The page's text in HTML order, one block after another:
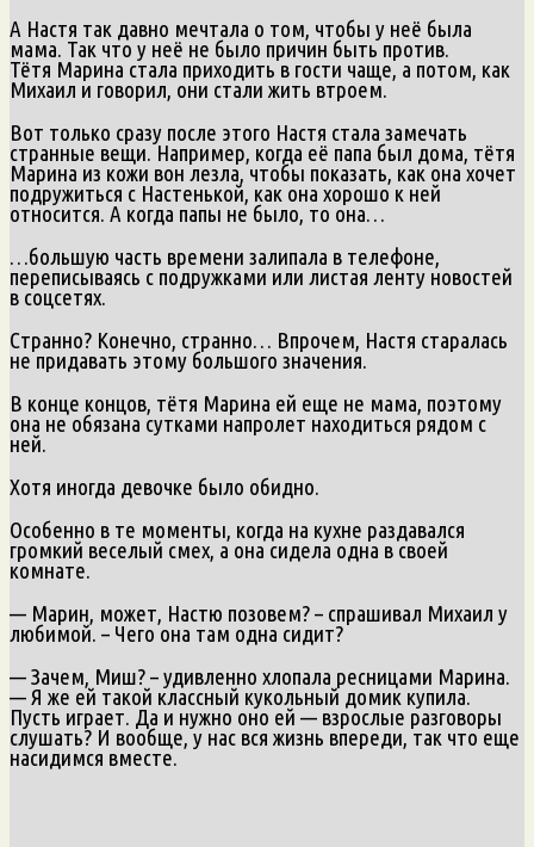
А Настя так давно мечтала о том, чтобы у неё была
мама. Так что у неё не было причин быть против.
Тётя Марина стала приходить в гости чаще, а потом, как
Михаил и говорил, они стали жить втроем.
Вот только сразу после этого Настя стала замечать
странные вещи. Например, когда её папа был дома, тётя
Марина из кожи вон лезла, чтобы показать, как она хочет
подружиться с Настенькой, как она хорошо к ней
относится. А когда папы не было, то она…
…большую часть времени залипала в телефоне,
переписываясь с подружками или листая ленту новостей
в соцсетях.
Странно? Конечно, странно… Впрочем, Настя старалась
не придавать этому большого значения.
В конце концов, тётя Марина ей еще не мама, поэтому
она не обязана сутками напролет находиться рядом с
ней.
Хотя иногда девочке было обидно.
Особенно в те моменты, когда на кухне раздавался
громкий веселый смех, а она сидела одна в своей
комнате.
— Марин, может, Настю позовем? – спрашивал Михаил у
любимой. – Чего она там одна сидит?
— Зачем, Миш? – удивленно хлопала ресницами Марина.
— Я же ей такой классный кукольный домик купила.
Пусть играет. Да и нужно оно ей — взрослые разговоры
слушать? И вообще, у нас вся жизнь впереди, так что еще
насидимся вместе.